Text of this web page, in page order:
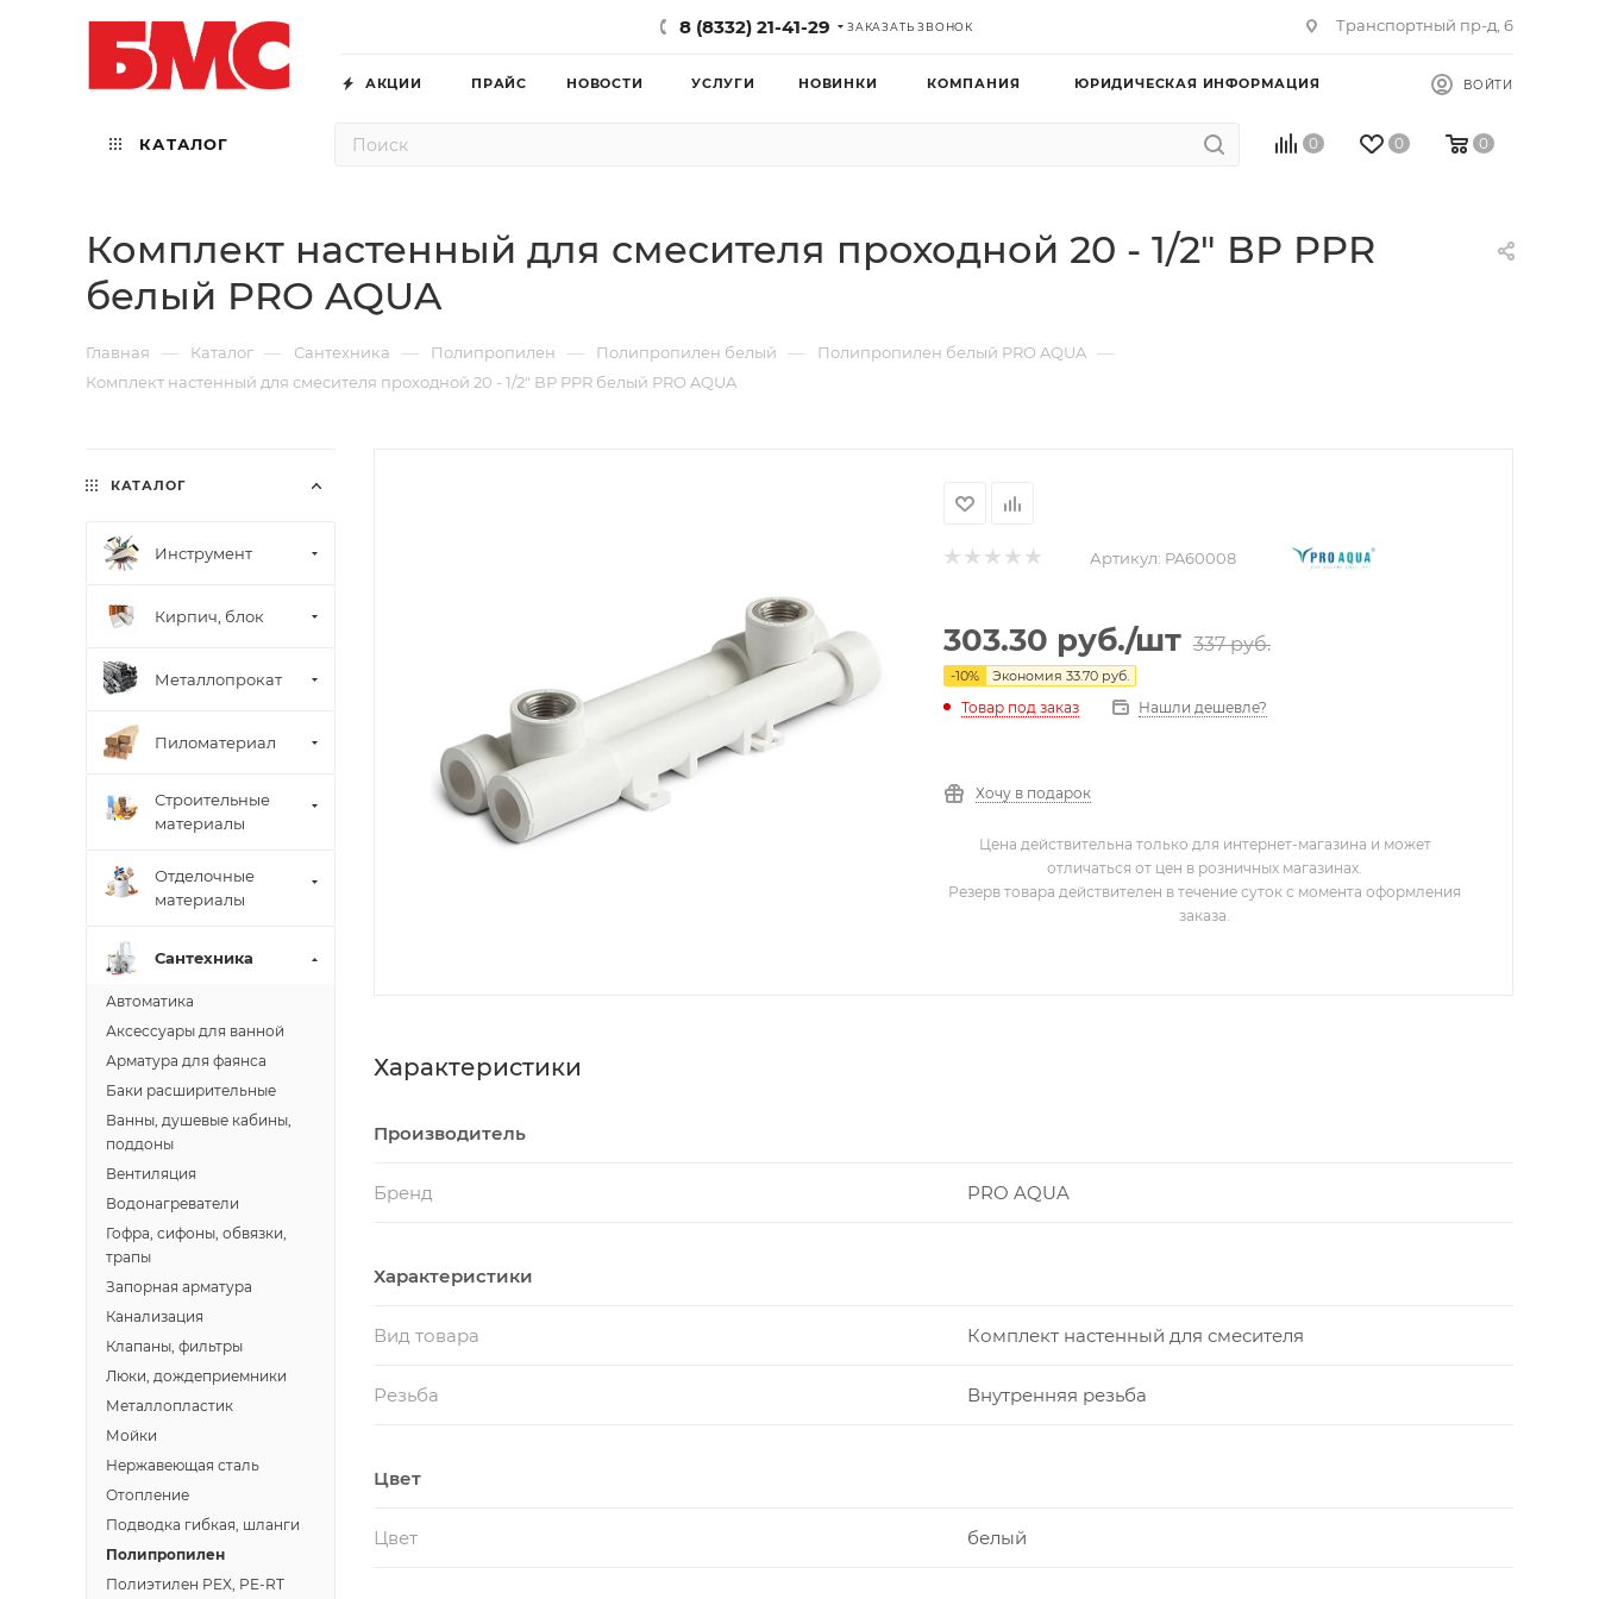
8 (8332) 21-41-29 ЗАКАЗАТЬ ЗВОНОК Транспортный пр-д, 6
АКЦИИ ПРАЙС НОВОСТИ УСЛУГИ НОВИНКИ КОМПАНИЯ ЮРИДИЧЕСКАЯ ИНФОРМАЦИЯ ВОЙТИ
КАТАЛОГ 0 0 0
Комплект настенный для смесителя проходной 20 - 1/2" ВР PPR
белый PRO AQUA
Главная — Каталог — Сантехника — Полипропилен — Полипропилен белый — Полипропилен белый PRO AQUA —
Комплект настенный для смесителя проходной 20 - 1/2" ВР PPR белый PRO AQUA
Артикул: PA60008
303.30 руб./шт 337руб.
-10% Экономия 33.70 руб.
Товар под заказ Нашли дешевле?
Хочу в подарок
Цена действительна только для интернет-магазина и может
отличаться от цен в розничных магазинах.
Резерв товара действителен в течение суток с момента оформления
заказа.
Характеристики
Производитель
Бренд PRO AQUA
Характеристики
Вид товара Комплект настенный для смесителя
Резьба Внутренняя резьба
Цвет
Цвет белый
КАТАЛОГ
Инструмент
Кирпич, блок
Металлопрокат
Пиломатериал
Строительные
материалы
Отделочные
материалы
Сантехника
Автоматика
Аксессуары для ванной
Арматура для фаянса
Баки расширительные
Ванны, душевые кабины,
поддоны
Вентиляция
Водонагреватели
Гофра, сифоны, обвязки,
трапы
Запорная арматура
Канализация
Клапаны, фильтры
Люки, дождеприемники
Металлопластик
Мойки
Нержавеющая сталь
Отопление
Подводка гибкая, шланги
Полипропилен
Полиэтилен PEX, PE-RT